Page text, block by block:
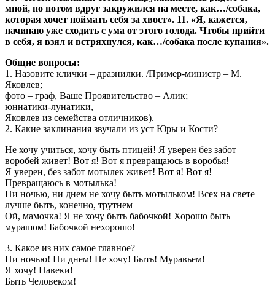
мной, но потом вдруг закружился на месте, как…/собака,
которая хочет поймать себя за хвост». 11. «Я, кажется,
начинаю уже сходить с ума от этого голода. Чтобы прийти
в себя, я взял и встряхнулся, как…/собака после купания».
Общие вопросы:
1. Назовите клички – дразнилки. /Пример-министр – М.
Яковлев;
фото – граф, Ваше Проявительство – Алик;
юннатики-лунатики,
Яковлев из семейства отличников).
2. Какие заклинания звучали из уст Юры и Кости?
Не хочу учиться, хочу быть птицей! Я уверен без забот
воробей живет! Вот я! Вот я превращаюсь в воробья!
Я уверен, без забот мотылек живет! Вот я! Вот я!
Превращаюсь в мотылька!
Ни ночью, ни днем не хочу быть мотыльком! Всех на свете
лучше быть, конечно, трутнем
Ой, мамочка! Я не хочу быть бабочкой! Хорошо быть
мурашом! Бабочкой нехорошо!
3. Какое из них самое главное?
Ни ночью! Ни днем! Не хочу! Быть! Муравьем!
Я хочу! Навеки!
Быть Человеком!